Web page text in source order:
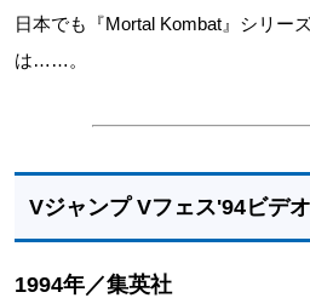
日本でも『Mortal Kombat』シリー
は……。
Vジャンプ Vフェス'94ビデオ
1994年／集英社